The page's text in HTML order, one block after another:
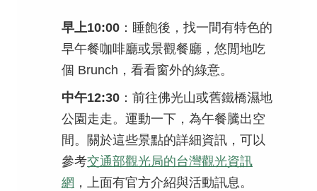
早上10:00 ：睡飽後，找一間有特色的
早午餐咖啡廳或景觀餐廳，悠閒地吃
個 Brunch，看看窗外的綠意。
中午12:30 ：前往佛光山或舊鐵橋濕地
公園走走。運動一下，為午餐騰出空
間。關於這些景點的詳細資訊，可以
參考交通部觀光局的台灣觀光資訊
網 ，上面有官方介紹與活動訊息。